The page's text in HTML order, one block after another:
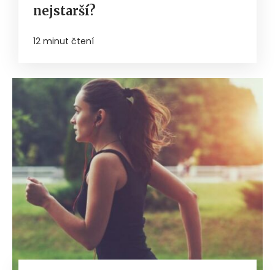
nejstarší?
12 minut čtení